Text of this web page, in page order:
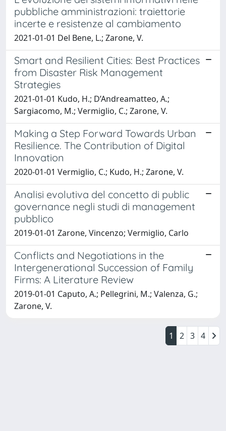
pubbliche amministrazioni: traiettorie
incerte e resistenze al cambiamento
2021-01-01 Del Bene, L.; Zarone, V.
Smart and Resilient Cities: Best Practices
from Disaster Risk Management
Strategies
2021-01-01 Kudo, H.; D’Andreamatteo, A.;
Sargiacomo, M.; Vermiglio, C.; Zarone, V.
Making a Step Forward Towards Urban
Resilience. The Contribution of Digital
Innovation
2020-01-01 Vermiglio, C.; Kudo, H.; Zarone, V.
Analisi evolutiva del concetto di public
governance negli studi di management
pubblico
2019-01-01 Zarone, Vincenzo; Vermiglio, Carlo
Conflicts and Negotiations in the
Intergenerational Succession of Family
Firms: A Literature Review
2019-01-01 Caputo, A.; Pellegrini, M.; Valenza, G.;
Zarone, V.
1 2 3 4